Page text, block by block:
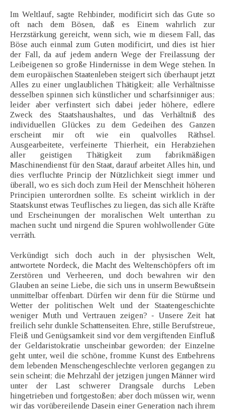
Im Weltlauf, sagte Rehbinder, modificirt sich das Gute so
oft nach dem Bösen, daß es Einem wahrlich zur
Herzstärkung gereicht, wenn sich, wie m diesem Fall, das
Böse auch einmal zum Guten modificirt, und dies ist hier
der Fall, da auf jedem andern Wege der Freilassung der
Leibeigenen so große Hindernisse in dem Wege stehen. In
dem europäischen Staatenleben steigert sich überhaupt jetzt
Alles zu einer unglaublichen Thätigkeit; alle Verhältnisse
desselben spinnen sich künstlicher und scharfsinniger aus;
leider aber verfinstert sich dabei jeder höhere, edlere
Zweck des Staatshaushaltes, und das Verhältniß des
individuellen Glückes zu dem Gedeihen des Ganzen
erscheint mir oft wie ein qualvolles Räthsel.
Ausgearbeitete, verfeinerte Thierheit, ein Herabziehen
aller geistigen Thätigkeit zum fabrikmäßigen
Maschinendienst für den Staat, darauf arbeitet Alles hin, und
dies verfluchte Princip der Nützlichkeit siegt immer und
überall, wo es sich doch zum Heil der Menschheit höheren
Principien unterordnen sollte. Es scheint wirklich in der
Staatskunst etwas Teuflisches zu liegen, das sich alle Kräfte
und Erscheinungen der moralischen Welt unterthan zu
machen sucht und nirgend die Spuren wohlwollender Güte
verräth.
Verkündigt sich doch auch in der physischen Welt,
antwortete Nordeck, die Macht des Weltenschöpfers oft im
Zerstören und Verheeren, und doch bewahren wir den
Glauben an seine Liebe, die sich uns in unserm Bewußtsein
unmittelbar offenbart. Dürfen wir denn für die Stürme und
Wetter der politischen Welt und der Staatengeschichte
weniger Muth und Vertrauen zeigen? - Unsere Zeit hat
freilich sehr dunkle Schattenseiten. Ehre, stille Berufstreue,
Fleiß und Genügsamkeit sind vor dem vergiftenden Einfluß
der Geldaristokratie unscheinbar geworden; der Einzelne
geht unter, weil die schöne, fromme Kunst des Entbehrens
dem lebenden Menschengeschlechte verloren gegangen zu
sein scheint; die Mehrzahl der jetzigen jungen Männer wird
unter der Last schwerer Drangsale durchs Leben
hingetrieben und fortgestoßen; aber doch müssen wir, wenn
wir das vorübereilende Dasein einer Generation nach ihrem